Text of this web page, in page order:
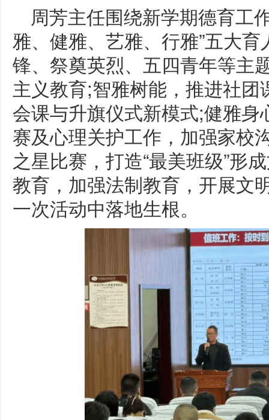
周芳主任围绕新学期德育工
雅、健雅、艺雅、行雅”五大
锋、祭奠英烈、五四青年等主
主义教育;智雅树能，推进社
会课与升旗仪式新模式;健雅
赛及心理关护工作，加强家校
之星比赛，打造“最美班级”形
教育，加强法制教育，开展文
一次活动中落地生根。